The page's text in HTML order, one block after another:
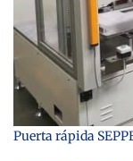
Puerta rápida